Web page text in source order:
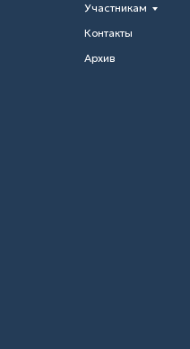
Участникам
Контакты
Архив